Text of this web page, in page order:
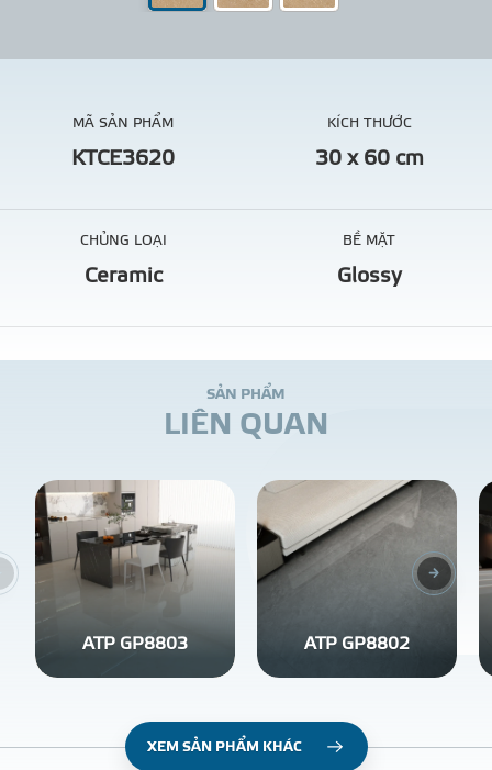
MÃ SẢN PHẨM
KTCE3620
KÍCH THƯỚC
30 x 60 cm
CHỦNG LOẠI
Ceramic
BỀ MẶT
Glossy
SẢN PHẨM
LIÊN QUAN
ATP GP8803 ATP GP8802
XEM SẢN PHẨM KHÁC